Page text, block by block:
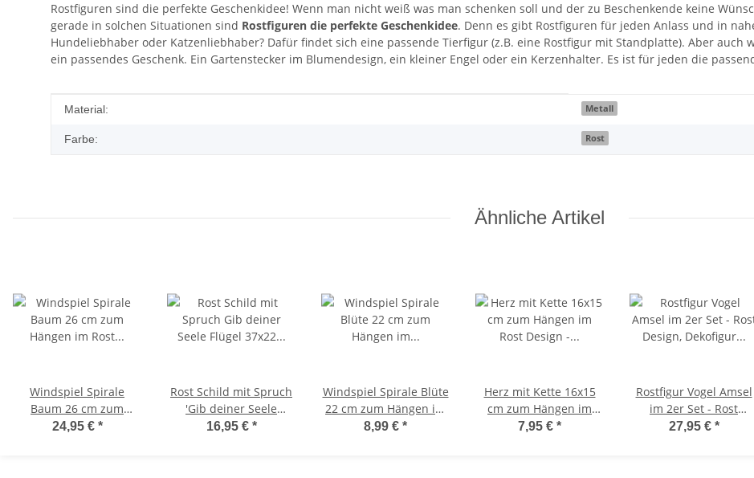
Rostfiguren sind die perfekte Geschenkidee! Wenn man nicht weiß was man schenken soll und der zu Beschenkende keine
gerade in solchen Situationen sind Rostfiguren die perfekte Geschenkidee. Denn es gibt Rostfiguren für jeden Anlass und in
Hundeliebhaber oder Katzenliebhaber? Dafür findet sich eine passende Tierfigur (z.B. eine Rostfigur mit Standplatte). Aber auch
ein passendes Geschenk. Ein Gartenstecker im Blumendesign, ein kleiner Engel oder ein Kerzenhalter. Es ist für jeden die
Produkteigenschaft
Wert
Material: Metall
Farbe: Rost
Ähnliche Artikel
Windspiel Spirale
Baum 26 cm zum
Hängen im Rost Design
24,95 € *
Rost Schild mit Spruch
'Gib deiner Seele
Flügel' 37x22 cm -
16,95 € *
Windspiel Spirale Blüte
22 cm zum Hängen im
Rost Design - Garten
8,99 € *
Herz mit Kette 16x15
cm zum Hängen im
Rost Design - Rostfigur,
7,95 € *
Rostfigur Vogel Amsel
im 2er Set - Rost
Design, Dekofigur für
27,95 € *